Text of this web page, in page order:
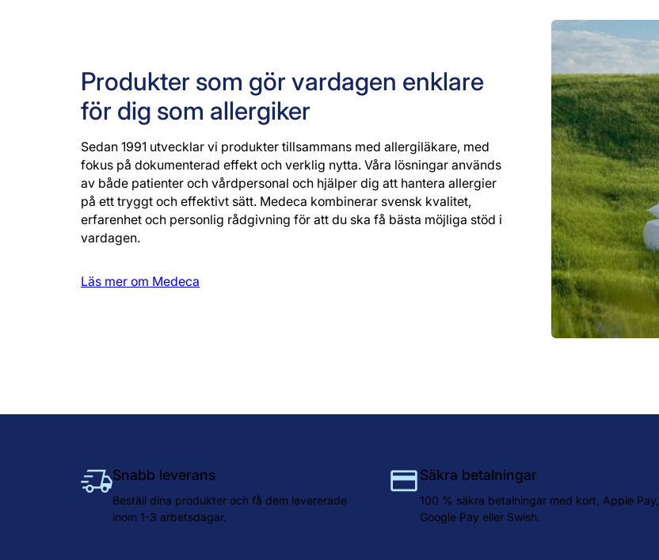
Produkter som gör vardagen enklare
för dig som allergiker
Sedan 1991 utvecklar vi produkter tillsammans med allergiläkare, med
fokus på dokumenterad effekt och verklig nytta. Våra lösningar används
av både patienter och vårdpersonal och hjälper dig att hantera allergier
på ett tryggt och effektivt sätt. Medeca kombinerar svensk kvalitet,
erfarenhet och personlig rådgivning för att du ska få bästa möjliga stöd i
vardagen.
Läs mer om Medeca
Snabb leverans
Beställ dina produkter och få dem levererade
inom 1-3 arbetsdagar.
Säkra betalningar
100 % säkra betalningar med kort, Apple Pay,
Google Pay eller Swish.